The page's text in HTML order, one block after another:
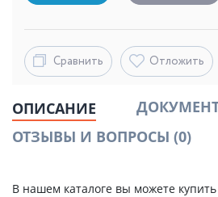
Сравнить Отложить
ОПИСАНИЕ
ОТЗЫВЫ И ВОПРОСЫ (0)
В нашем каталоге вы можете